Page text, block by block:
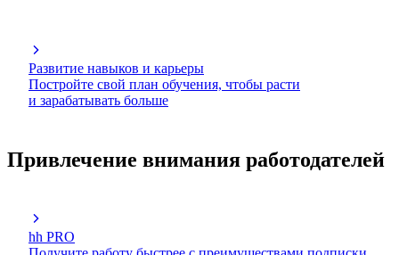
Развитие навыков и карьеры
Постройте свой план обучения, чтобы расти
и зарабатывать больше
Привлечение внимания работодателей
hh PRO